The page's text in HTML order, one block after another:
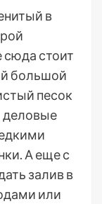
в
сюда стоит
большой
песок
деловые
А еще с
залив в
или